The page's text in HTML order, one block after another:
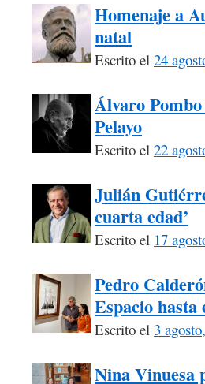
Homenaje a
natal
Escrito el 24
Álvaro
Pelayo
Escrito el 22
Julián
cuarta edad’
Escrito el 17
Pedro
Espacio hasta
Escrito el 3
Nina Vinuesa